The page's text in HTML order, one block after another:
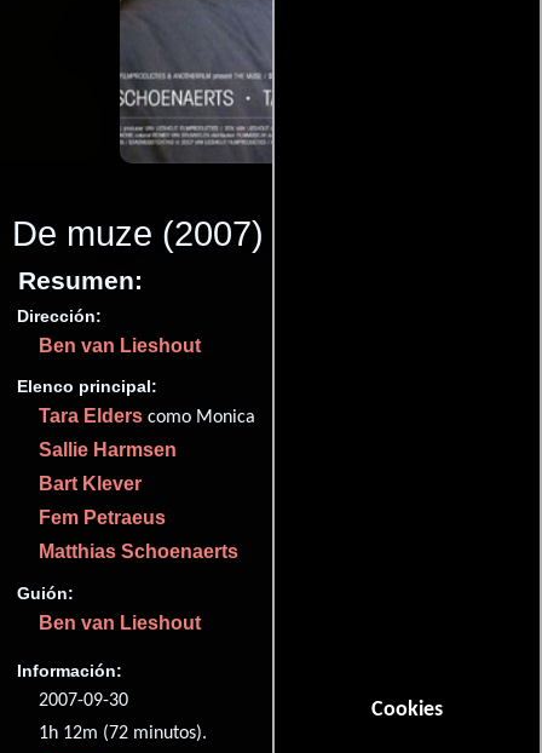
Cookies
De muze (2007)
Resumen:
Dirección:
Ben van Lieshout
Elenco principal:
Tara Elders como Monica
Sallie Harmsen
Bart Klever
Fem Petraeus
Matthias Schoenaerts
Guión:
Ben van Lieshout
Información:
2007-09-30
1h 12m (72 minutos).